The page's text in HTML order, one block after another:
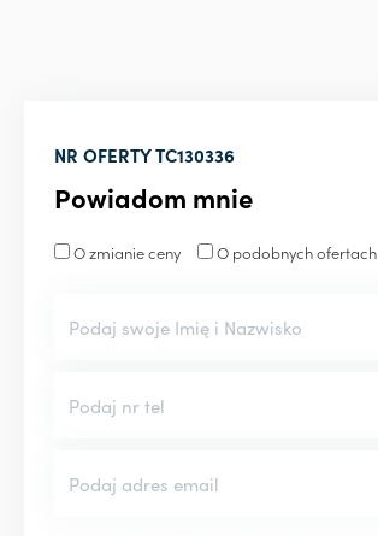
NR OFERTYTC130336
Powiadom mnie
O zmianie ceny O podobnych ofertach